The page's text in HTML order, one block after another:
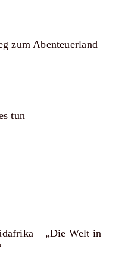
zum Abenteuerland
tun
– „Die Welt in